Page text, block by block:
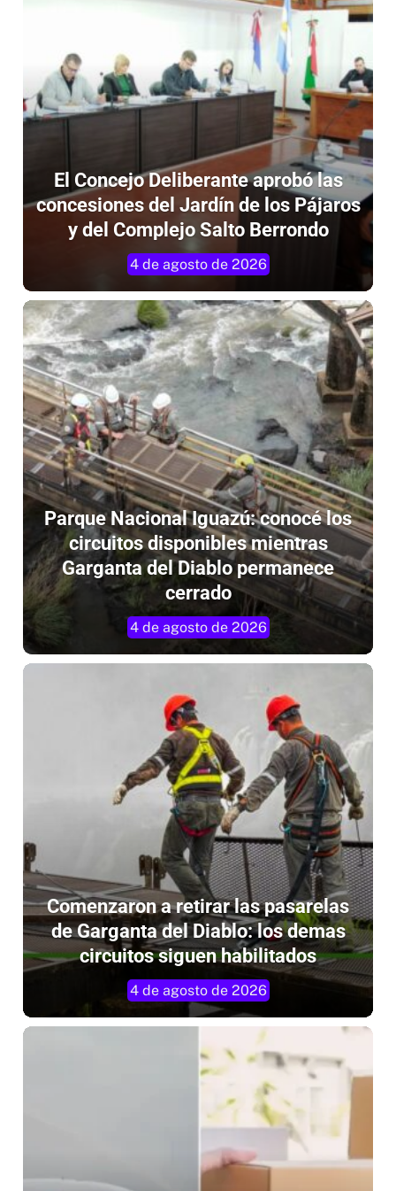
El Concejo Deliberante aprobó las
concesiones del Jardín de los Pájaros
y del Complejo Salto Berrondo
4 de agosto de 2026
Parque Nacional Iguazú: conocé los
circuitos disponibles mientras
Garganta del Diablo permanece
cerrado
4 de agosto de 2026
Comenzaron a retirar las pasarelas
de Garganta del Diablo: los demas
circuitos siguen habilitados
4 de agosto de 2026